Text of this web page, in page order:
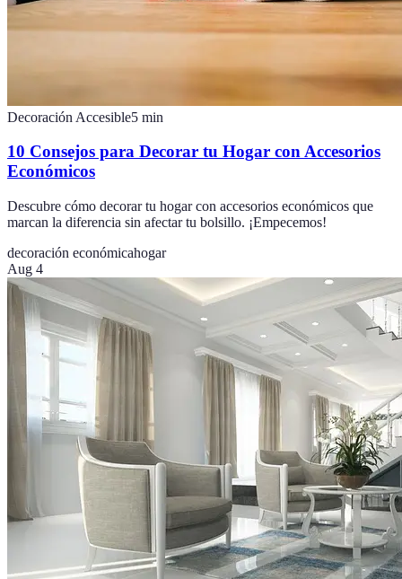
Decoración Accesible5 min
10 Consejos para Decorar tu Hogar con Accesorios
Económicos
Descubre cómo decorar tu hogar con accesorios económicos que
marcan la diferencia sin afectar tu bolsillo. ¡Empecemos!
decoración económicahogar
Aug 4